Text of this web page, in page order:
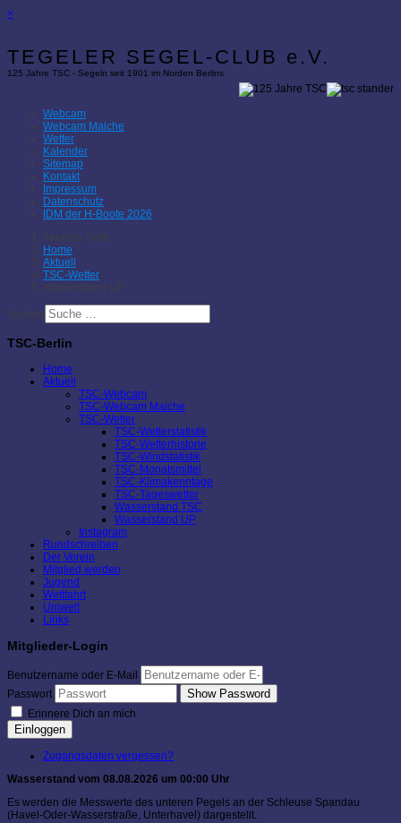
×
TEGELER SEGEL-CLUB e.V.
125 Jahre TSC - Segeln seit 1901 im Norden Berlins
Webcam
Webcam Malche
Wetter
Kalender
Sitemap
Kontakt
Impressum
Datenschutz
IDM der H-Boote 2026
Aktuelle Seite:
Home
Aktuell
TSC-Wetter
Wasserstand UP
Suchen
TSC-Berlin
Home
Aktuell
TSC-Webcam
TSC-Webcam Malche
TSC-Wetter
TSC-Wetterstatistik
TSC-Wetterhistorie
TSC-Windstatistik
TSC-Monatsmittel
TSC-Klimakenntage
TSC-Tageswetter
Wasserstand TSC
Wasserstand UP
Instagram
Rundschreiben
Der Verein
Mitglied werden
Jugend
Wettfahrt
Umwelt
Links
Mitglieder-Login
Benutzername oder E-Mail
Passwort
Show Password
Erinnere Dich an mich
Einloggen
Zugangsdaten vergessen?
Wasserstand vom 08.08.2026 um 00:00 Uhr
Es werden die Messwerte des unteren Pegels an der Schleuse Spandau
(Havel-Oder-Wasserstraße, Unterhavel) dargestellt.